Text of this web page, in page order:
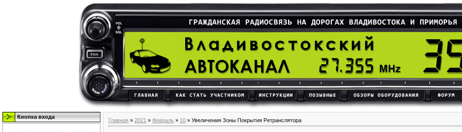
Кнопка входа
Главная » 2021 » Февраль » 10 » Увеличения Зоны Покрытия Ретранслятора